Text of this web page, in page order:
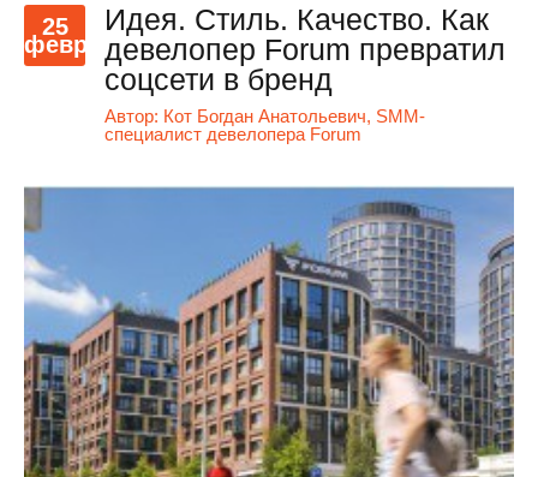
25
февр
Идея. Стиль. Качество. Как
девелопер Forum превратил
соцсети в бренд
Автор: Кот Богдан Анатольевич, SMM-
специалист девелопера Forum